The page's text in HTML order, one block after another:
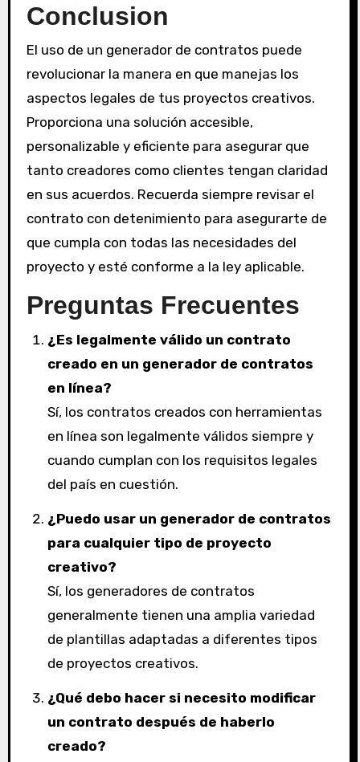
Conclusion
El uso de un generador de contratos puede
revolucionar la manera en que manejas los
aspectos legales de tus proyectos creativos.
Proporciona una solución accesible,
personalizable y eficiente para asegurar que
tanto creadores como clientes tengan claridad
en sus acuerdos. Recuerda siempre revisar el
contrato con detenimiento para asegurarte de
que cumpla con todas las necesidades del
proyecto y esté conforme a la ley aplicable.
Preguntas Frecuentes
¿Es legalmente válido un contrato
creado en un generador de contratos
en línea?
Sí, los contratos creados con herramientas
en línea son legalmente válidos siempre y
cuando cumplan con los requisitos legales
del país en cuestión.
¿Puedo usar un generador de contratos
para cualquier tipo de proyecto
creativo?
Sí, los generadores de contratos
generalmente tienen una amplia variedad
de plantillas adaptadas a diferentes tipos
de proyectos creativos.
¿Qué debo hacer si necesito modificar
un contrato después de haberlo
creado?